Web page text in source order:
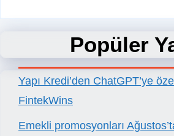
Popüler
Yapı Kredi’den ChatGPT’ye
FintekWins
Emekli promosyonları